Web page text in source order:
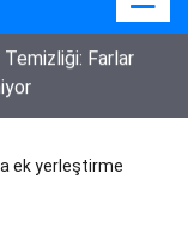
Etti
ek yerleştirme